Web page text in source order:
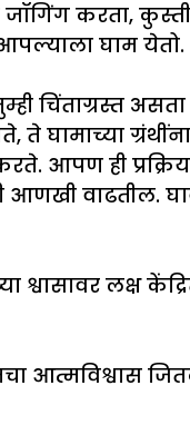
करता,
घाम येतो.
चिंताग्रस्त
घामाच्या
आपण ही
वाढतील.
लक्ष
आत्मविश्वास